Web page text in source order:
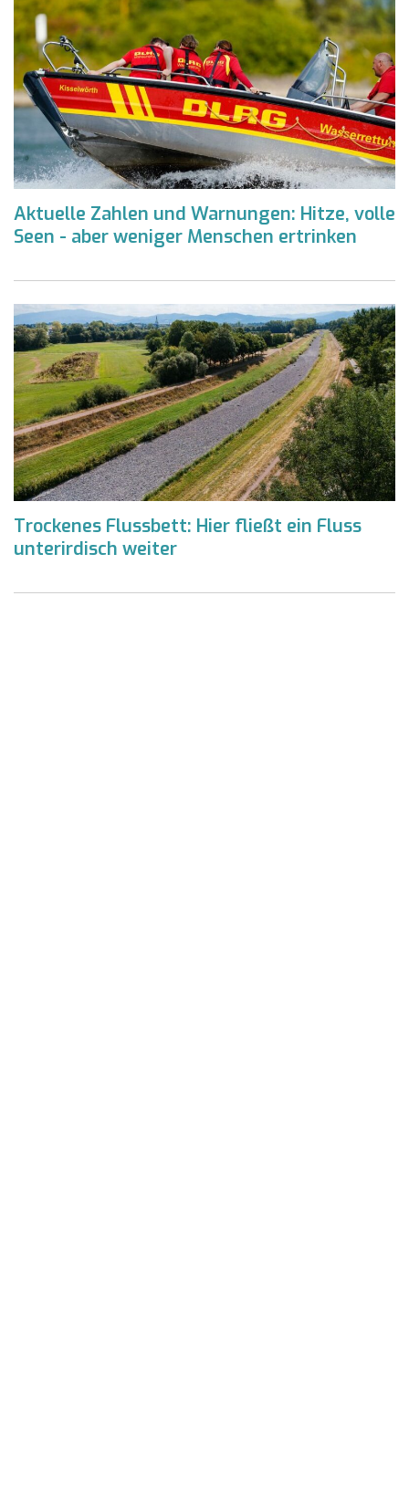
Aktuelle Zahlen und Warnungen: Hitze, volle
Seen - aber weniger Menschen ertrinken
Trockenes Flussbett: Hier fließt ein Fluss
unterirdisch weiter